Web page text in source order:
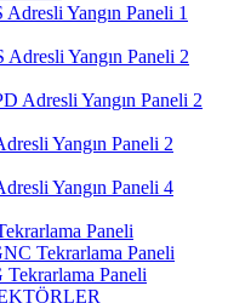
Yangın Paneli 1
Yangın Paneli 2
Adresli Yangın Paneli 2
Yangın Paneli 2
Yangın Paneli 4
Paneli
Tekrarlama Paneli
Paneli